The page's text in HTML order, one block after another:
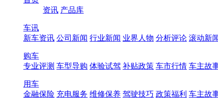
资讯 产品库
车讯
新车资讯 公司新闻 行业新闻 业界人物 分析评论 滚动新
购车
专业评测 车型导购 体验试驾 补贴政策 车市行情 车主故
用车
金融保险 充电服务 维修保养 驾驶技巧 政策福利 车主故